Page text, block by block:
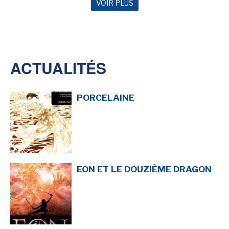
En indiquant votre adresse mail ci-dessus, vous consentez à recevoir des mails de la
LA RÉDACTION
CONTACT
FORUM
EDITIONS ACTUSF
EMAGINAIRE
MES PREMIÈRES LECTURES
VOIR PLUS
ACTUALITÉS
PORCELAINE
EON ET LE DOUZIÈME DRAGON